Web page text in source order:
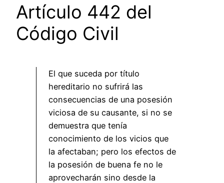
Artículo 442 del
Código Civil
El que suceda por título
hereditario no sufrirá las
consecuencias de una posesión
viciosa de su causante, si no se
demuestra que tenía
conocimiento de los vicios que
la afectaban; pero los efectos de
la posesión de buena fe no le
aprovecharán sino desde la